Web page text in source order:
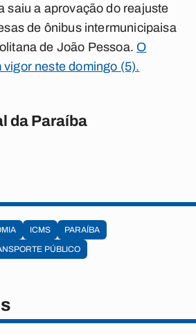
saiu a aprovação do reajuste
de ônibus intermunicipaisa
de João Pessoa. O
neste domingo (5).
da Paraíba
ICMS
PARAÍBA
PÚBLICO